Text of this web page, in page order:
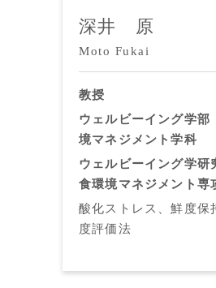
深井 原
Moto Fukai
教授
ウェルビーイング学部
境マネジメント学科
ウェルビーイング学研
食環境マネジメント専
酸化ストレス、鮮度保
度評価法